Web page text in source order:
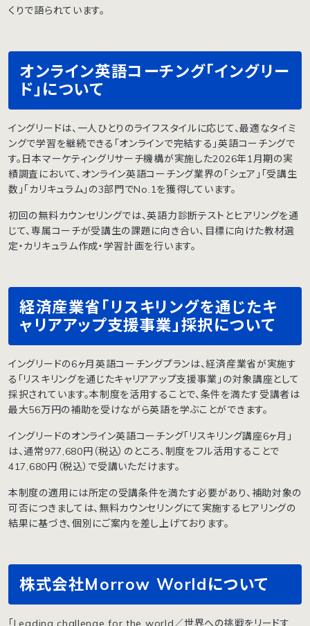
くりで語られています。
オンライン英語コーチング「イングリー
ド」について
イングリードは、一人ひとりのライフスタイルに応じて、最適なタイミ
ングで学習を継続できる「オンラインで完結する」英語コーチングで
す。日本マーケティングリサーチ機構が実施した2026年1月期の実
績調査において、オンライン英語コーチング業界の「シェア」「受講生
数」「カリキュラム」の3部門でNo.1を獲得しています。
初回の無料カウンセリングでは、英語力診断テストとヒアリングを通
じて、専属コーチが受講生の課題に向き合い、目標に向けた教材選
定・カリキュラム作成・学習計画を行います。
経済産業省「リスキリングを通じたキ
ャリアアップ支援事業」採択について
イングリードの6ヶ月英語コーチングプランは、経済産業省が実施す
る「リスキリングを通じたキャリアアップ支援事業」の対象講座として
採択されています。本制度を活用することで、条件を満たす受講者は
最大56万円の補助を受けながら英語を学ぶことができます。
イングリードのオンライン英語コーチング「リスキリング講座6ヶ月」
は、通常977,680円（税込）のところ、制度をフル活用することで
417,680円（税込）で受講いただけます。
本制度の適用には所定の受講条件を満たす必要があり、補助対象の
可否につきましては、無料カウンセリングにて実施するヒアリングの
結果に基づき、個別にご案内を差し上げております。
株式会社Morrow Worldについて
「Leading challenge for the world／世界への挑戦をリードす